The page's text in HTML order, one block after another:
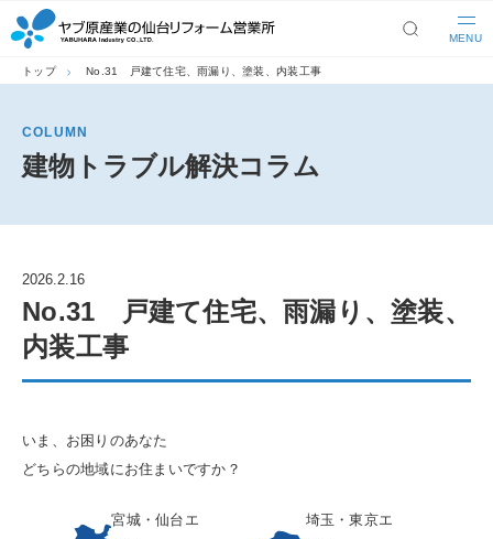
MENU
トップ No.31 戸建て住宅、雨漏り、塗装、内装工事
COLUMN
建物トラブル解決コラム
2026.2.16
No.31 戸建て住宅、雨漏り、塗装、
内装工事
いま、お困りのあなた
どちらの地域にお住まいですか？
宮城・仙台エ
埼玉・東京エ